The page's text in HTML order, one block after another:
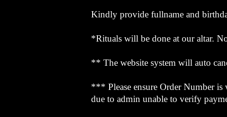
Kindly provide fullname and
*Rituals will be done at our altar.
** The website system will auto
*** Please ensure Order Number
due to admin unable to verify